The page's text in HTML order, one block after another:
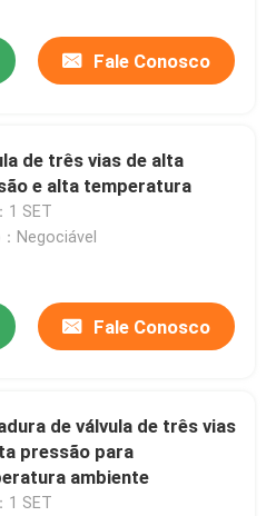
Fale Conosco
de três vias de alta
e alta temperatura
1 SET
Negociável
Fale Conosco
de válvula de três vias
pressão para
ambiente
1 SET